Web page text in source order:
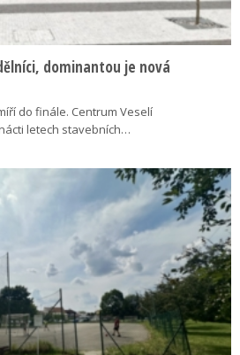
dominantou je nová
do finále. Centrum Veselí
letech stavebních…